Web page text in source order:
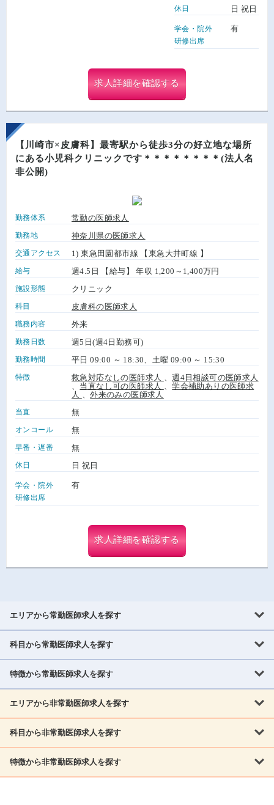
休日 日 祝日
学会・院外
研修出席
有
求人詳細を確認する
【川崎市×皮膚科】最寄駅から徒歩3分の好立地な場所
にある小児科クリニックです＊＊＊＊＊＊＊＊(法人名
非公開)
勤務体系 常勤の医師求人
勤務地 神奈川県の医師求人
交通アクセス 1) 東急田園都市線 【東急大井町線 】
給与 週4.5日 【給与】 年収 1,200～1,400万円
施設形態 クリニック
科目 皮膚科の医師求人
職務内容 外来
勤務日数 週5日(週4日勤務可)
勤務時間 平日 09:00 ～ 18:30、土曜 09:00 ～ 15:30
特徴 救急対応なしの医師求人 、週4日相談可の医師求人
当直なし可の医師求人 、学会補助ありの医師求
人
、外来のみの医師求人
当直 無
オンコール 無
早番・遅番 無
休日 日 祝日
学会・院外
研修出席
有
求人詳細を確認する
エリアから常勤医師求人を探す
北海道・東北
北海道 青森県 岩手県
茨城県 栃木県 群馬県
神奈川県 山梨県
北信越
科目から常勤医師求人を探す
内科系
消化器科 呼吸器科
リウマチ科 外科 消化器外科
脳神経外科 乳腺外科 泌尿器科 整形外科 形成外科
特徴から常勤医師求人を探す
救急対応なし 女性医師歓迎
施設長募集 年齢不問 外来のみ
エリアから非常勤医師求人を探す
北海道・東北
北海道 青森県 岩手県
科目から非常勤医師求人を探す
内科系
特徴から非常勤医師求人を探す